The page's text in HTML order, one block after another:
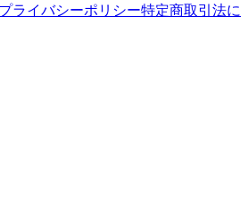
プライバシーポリシー特定商取引法に